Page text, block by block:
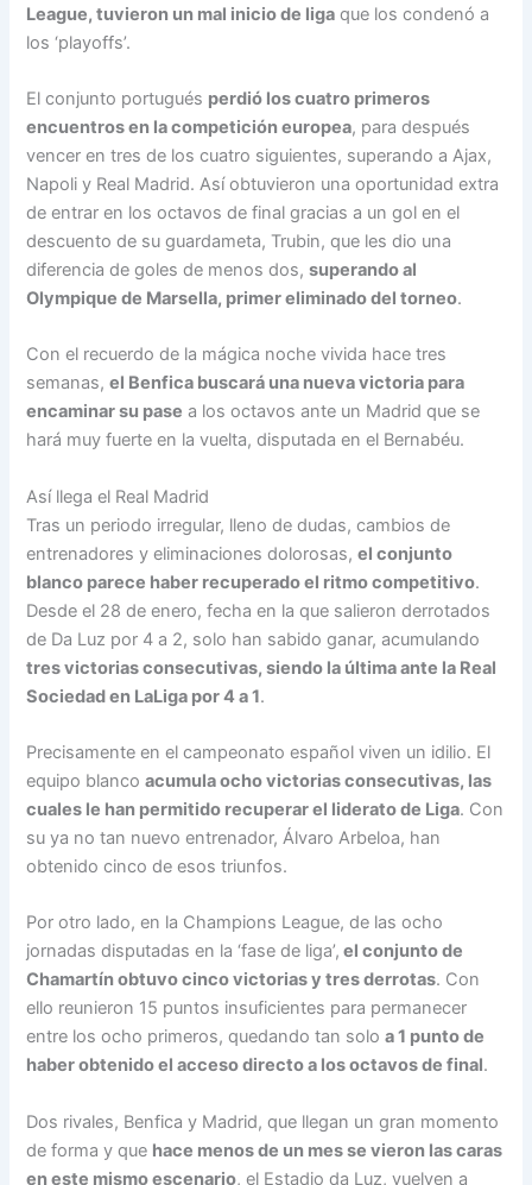
League, tuvieron un mal inicio de liga que los condenó a
los ‘playoffs’.
El conjunto portugués perdió los cuatro primeros
encuentros en la competición europea, para después
vencer en tres de los cuatro siguientes, superando a Ajax,
Napoli y Real Madrid. Así obtuvieron una oportunidad extra
de entrar en los octavos de final gracias a un gol en el
descuento de su guardameta, Trubin, que les dio una
diferencia de goles de menos dos,superando al
Olympique de Marsella, primer eliminado del torneo.
Con el recuerdo de la mágica noche vivida hace tres
semanas,el Benfica buscará una nueva victoria para
encaminar su pase a los octavos ante un Madrid que se
hará muy fuerte en la vuelta, disputada en el Bernabéu.
Así llega el Real Madrid
Tras un periodo irregular, lleno de dudas, cambios de
entrenadores y eliminaciones dolorosas,el conjunto
blanco parece haber recuperado el ritmo competitivo.
Desde el 28 de enero, fecha en la que salieron derrotados
de Da Luz por 4 a 2, solo han sabido ganar, acumulando
tres victorias consecutivas, siendo la última ante la Real
Sociedad en LaLiga por 4 a 1.
Precisamente en el campeonato español viven un idilio. El
equipo blancoacumula ocho victorias consecutivas, las
cuales le han permitido recuperar el liderato de Liga. Con
su ya no tan nuevo entrenador, Álvaro Arbeloa, han
obtenido cinco de esos triunfos.
Por otro lado, en la Champions League, de las ocho
jornadas disputadas en la ‘fase de liga’, el conjunto de
Chamartín obtuvo cinco victorias y tres derrotas. Con
ello reunieron 15 puntos insuficientes para permanecer
entre los ocho primeros, quedando tan soloa 1 punto de
haber obtenido el acceso directo a los octavos de final.
Dos rivales, Benfica y Madrid, que llegan un gran momento
de forma y que hace menos de un mes se vieron las caras
en este mismo escenario, el Estadio da Luz, vuelven a